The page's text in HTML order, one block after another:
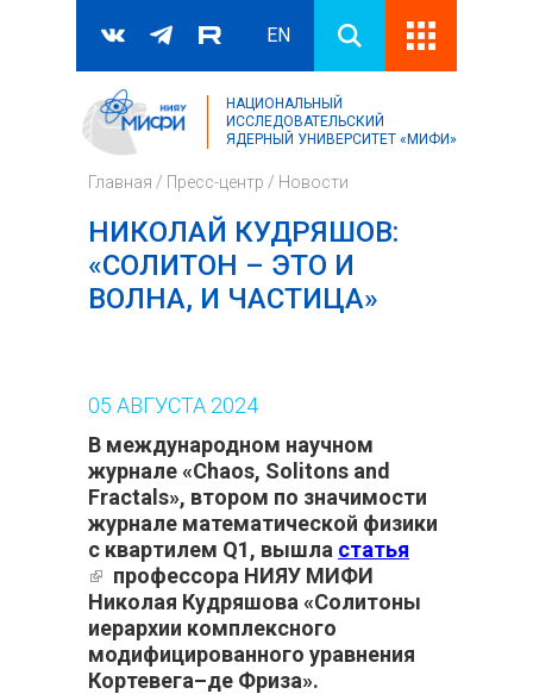
Форма поиска
Поиск
EN
НАЦИОНАЛЬНЫЙ
ИССЛЕДОВАТЕЛЬСКИЙ
ЯДЕРНЫЙ УНИВЕРСИТЕТ «МИФИ»
Главная / Пресс-центр / Новости
НИКОЛАЙ КУДРЯШОВ:
«СОЛИТОН – ЭТО И
ВОЛНА, И ЧАСТИЦА»
05 АВГУСТА 2024
В международном научном
журнале «Chaos, Solitons and
Fractals», втором по значимости
журнале математической физики
с квартилем Q1, вышла статья
(внешняя ссылка)
профессора НИЯУ МИФИ
Николая Кудряшова «Солитоны
иерархии комплексного
модифицированного уравнения
Кортевега–де Фриза».